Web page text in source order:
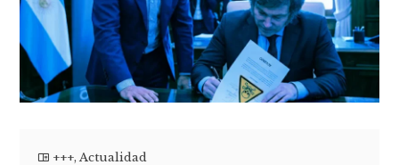
+++,Actualidad